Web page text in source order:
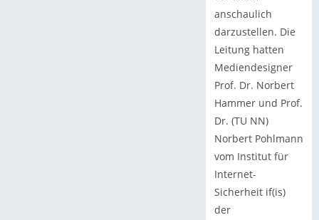
anschaulich
darzustellen. Die
Leitung hatten
Mediendesigner
Prof. Dr. Norbert
Hammer und Prof.
Dr. (TU NN)
Norbert Pohlmann
vom Institut für
Internet-
Sicherheit if(is)
der